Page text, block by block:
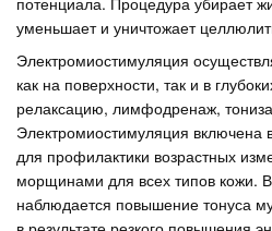
уменьшает и уничтожает
Электромиостимуляция
как на поверхности, так и в
релаксацию, лимфодренаж,
Электромиостимуляция включена
для профилактики возрастных
морщинами для всех типов кожи.
наблюдается повышение тонуса